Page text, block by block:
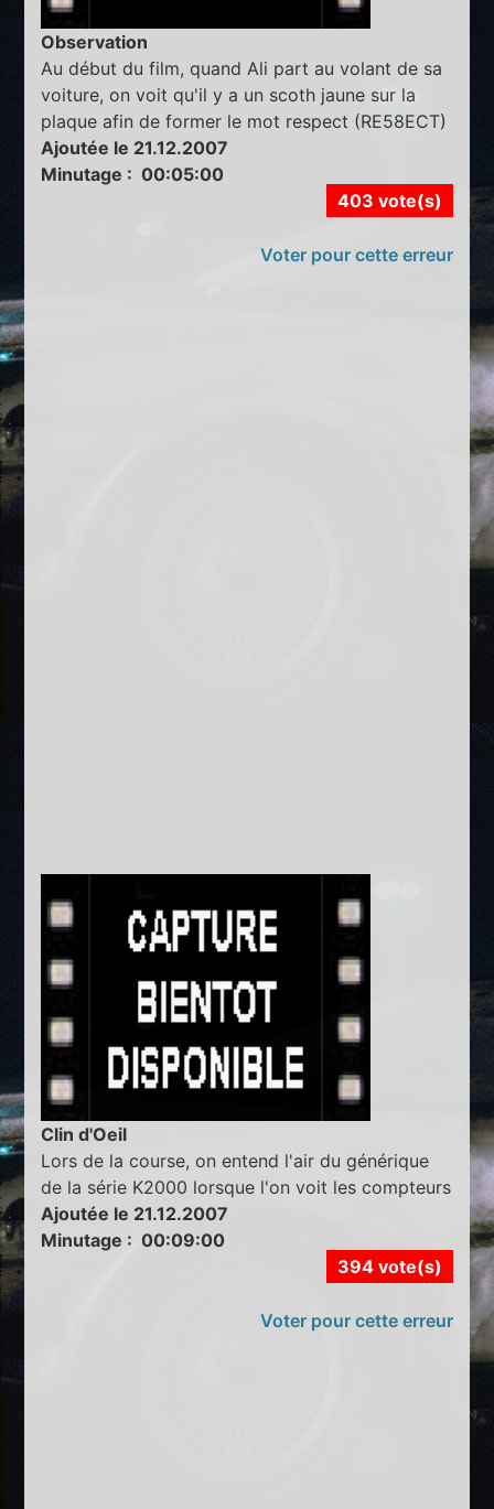
Observation
Au début du film, quand Ali part au volant de sa
voiture, on voit qu'il y a un scoth jaune sur la
plaque afin de former le mot respect (RE58ECT)
Ajoutée le 21.12.2007
Minutage : 00:05:00
403 vote(s)
Voter pour cette erreur
Clin d'Oeil
Lors de la course, on entend l'air du générique
de la série K2000 lorsque l'on voit les compteurs
Ajoutée le 21.12.2007
Minutage : 00:09:00
394 vote(s)
Voter pour cette erreur